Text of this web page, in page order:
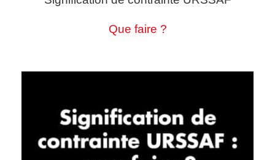
Que faire ?